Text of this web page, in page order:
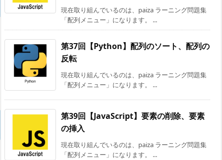
現在取り組んでいるのは、paiza ラーニング問題集
「配列メニュー」になります。 ...
第37回【Python】配列のソート、配列の
反転
現在取り組んでいるのは、paiza ラーニング問題集
「配列メニュー」になります。 ...
第39回【JavaScript】要素の削除、要素
の挿入
現在取り組んでいるのは、paiza ラーニング問題集
「配列メニュー」になります。 ...